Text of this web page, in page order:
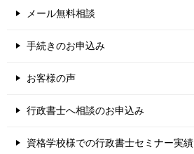
メール無料相談
手続きのお申込み
お客様の声
行政書士へ相談のお申込み
資格学校様での行政書士セミナー実績